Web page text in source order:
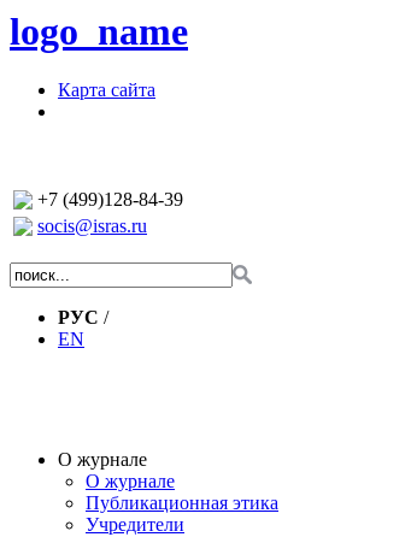
logo_name
Карта сайта
+7 (499)128-84-39
socis@isras.ru
РУС /
EN
О журнале
О журнале
Публикационная этика
Учредители